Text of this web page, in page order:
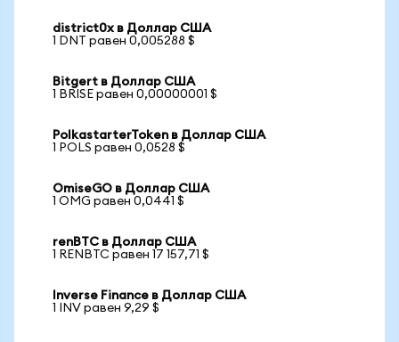
district0x в Доллар США
1 DNT равен 0,005288 $
Bitgert в Доллар США
1 BRISE равен 0,00000001 $
PolkastarterToken в Доллар США
1 POLS равен 0,0528 $
OmiseGO в Доллар США
1 OMG равен 0,0441 $
renBTC в Доллар США
1 RENBTC равен 17 157,71 $
Inverse Finance в Доллар США
1 INV равен 9,29 $